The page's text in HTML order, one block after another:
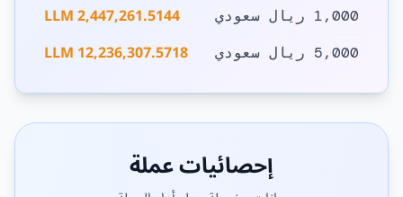
1,000 ريال سعودي 2,447,261.5144 LLM
5,000 ريال سعودي 12,236,307.5718 LLM
إحصائيات عملة